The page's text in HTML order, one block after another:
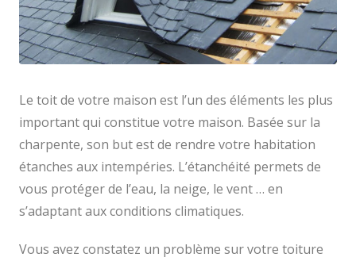
Le toit de votre maison est l’un des éléments les plus
important qui constitue votre maison. Basée sur la
charpente, son but est de rendre votre habitation
étanches aux intempéries. L’étanchéité permets de
vous protéger de l’eau, la neige, le vent … en
s’adaptant aux conditions climatiques.
Vous avez constatez un problème sur votre toiture